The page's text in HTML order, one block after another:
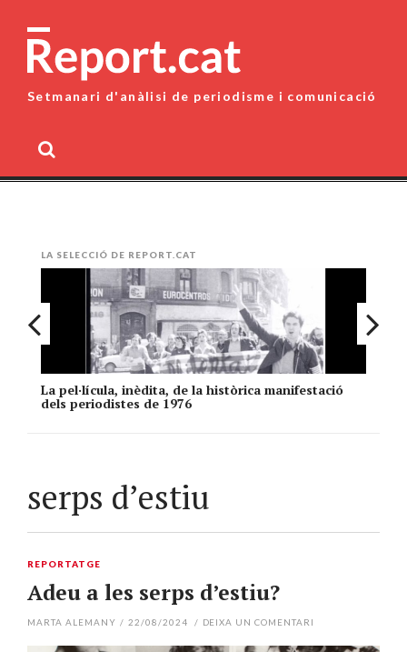
content
Setmanari d'anàlisi de periodisme i comunicació
LA SELECCIÓ DE REPORT.CAT
La pel·lícula, inèdita, de la històrica manifestació
dels periodistes de 1976
serps d’estiu
REPORTATGE
Adeu a les serps d’estiu?
MARTA ALEMANY / 22/08/2024 / DEIXA UN COMENTARI